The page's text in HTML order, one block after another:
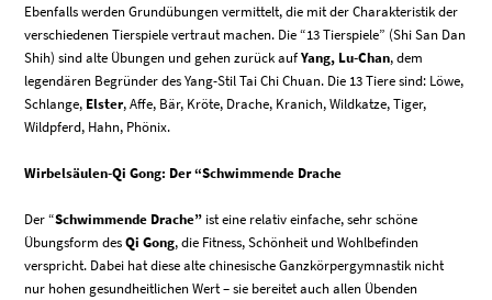
Ebenfalls werden Grundübungen vermittelt, die mit der Charakteristik der
verschiedenen Tierspiele vertraut machen. Die “13 Tierspiele” (Shi San Dan
Shih) sind alte Übungen und gehen zurück aufYang, Lu-Chan, dem
legendären Begründer des Yang-Stil Tai Chi Chuan. Die 13 Tiere sind: Löwe,
Schlange, Elster, Affe, Bär, Kröte, Drache, Kranich, Wildkatze, Tiger,
Wildpferd, Hahn, Phönix.
Wirbelsäulen-Qi Gong: Der “Schwimmende Drache
Der “Schwimmende Drache” ist eine relativ einfache, sehr schöne
Übungsform desQi Gong, die Fitness, Schönheit und Wohlbefinden
verspricht. Dabei hat diese alte chinesische Ganzkörpergymnastik nicht
nur hohen gesundheitlichen Wert – sie bereitet auch allen Übenden